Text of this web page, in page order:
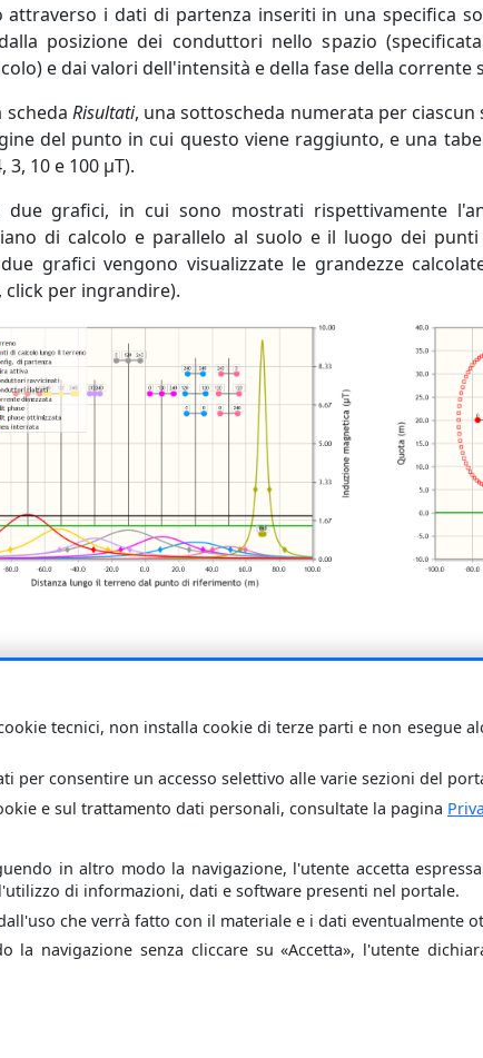
attraverso i dati di partenza inseriti in una specifica
posizione dei conduttori nello spazio
e dai valori dell'intensità e della fase della corrente
scheda Risultati, una sottoscheda numerata per
del punto in cui questo viene raggiunto, e una
10 e 100 µT).
due grafici, in cui sono mostrati rispettivamente
di calcolo e parallelo al suolo e il luogo dei
grafici vengono visualizzate le grandezze
per ingrandire).
del problema e di conseguenza l'elaborazione dei
magnetica, Calcolo, Conduttori rettilinei indefiniti
& Nicola Zoppetti, CNR-IFAC, 2017-2026
tecnici, non installa cookie di terze parti e non esegue
per consentire un accesso selettivo alle varie sezioni del
e sul trattamento dati personali, consultate la pagina
in altro modo la navigazione, l'utente accetta
di informazioni, dati e software presenti nel portale.
che verrà fatto con il materiale e i dati eventualmente
la navigazione senza cliccare su Accetta , l'utente